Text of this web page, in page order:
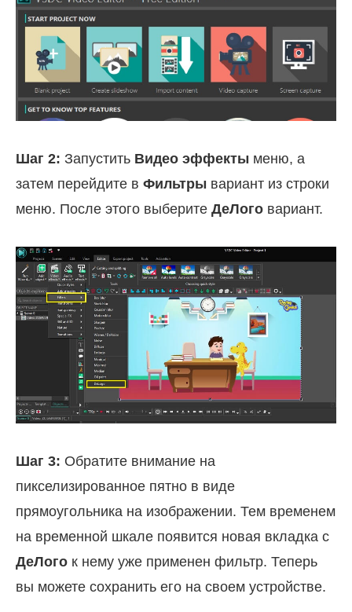
Шаг 2: Запустить Видео эффекты меню, а
затем перейдите в Фильтры вариант из строки
меню. После этого выберите ДеЛого вариант.
Шаг 3: Обратите внимание на
пикселизированное пятно в виде
прямоугольника на изображении. Тем временем
на временной шкале появится новая вкладка с
ДеЛого к нему уже применен фильтр. Теперь
вы можете сохранить его на своем устройстве.